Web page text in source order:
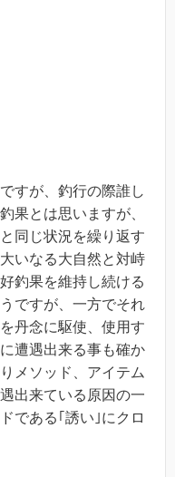
すが、釣行の際誰し
果とは思いますが、
同じ状況を繰り返す
いなる大自然と対峙
釣果を維持し続ける
ですが、一方でそれ
丹念に駆使、使用す
遭遇出来る事も確か
メソッド、アイテム
出来ている原因の一
である｢誘い｣にクロ